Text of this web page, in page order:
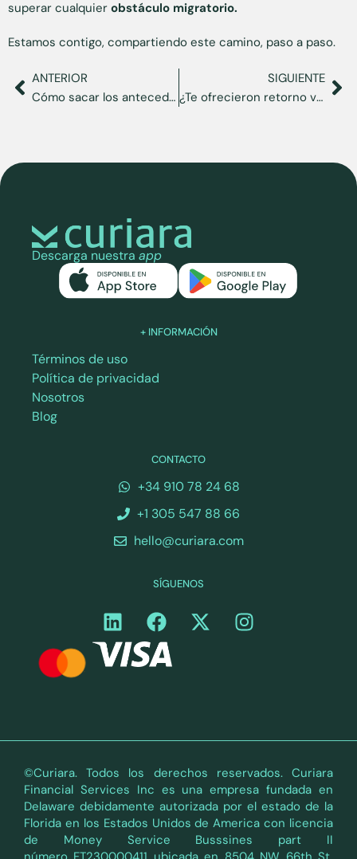
superar cualquier obstáculo migratorio.
Estamos contigo, compartiendo este camino, paso a paso.
ANTERIOR
Cómo sacar los antecedentes penales venezolanos viviendo en Estados Unidos
SIGUIENTE
¿Te ofrecieron retorno voluntario en EE. UU.? Esto es lo que debes saber
Descarga nuestra app
+ INFORMACIÓN
Términos de uso
Política de privacidad
Nosotros
Blog
CONTACTO
+34 910 78 24 68
+1 305 547 88 66
hello@curiara.com
SÍGUENOS
©Curiara. Todos los derechos reservados. Curiara
Financial Services Inc es una empresa fundada en
Delaware debidamente autorizada por el estado de la
Florida en los Estados Unidos de America con licencia
de Money Service Busssines part II